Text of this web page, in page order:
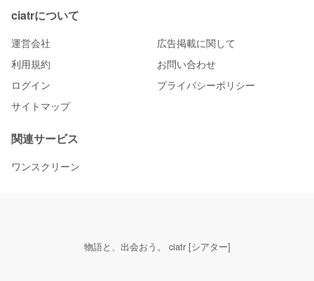
ciatrについて
運営会社
広告掲載に関して
利用規約
お問い合わせ
ログイン
プライバシーポリシー
サイトマップ
関連サービス
ワンスクリーン
物語と、出会おう。 ciatr [シアター]